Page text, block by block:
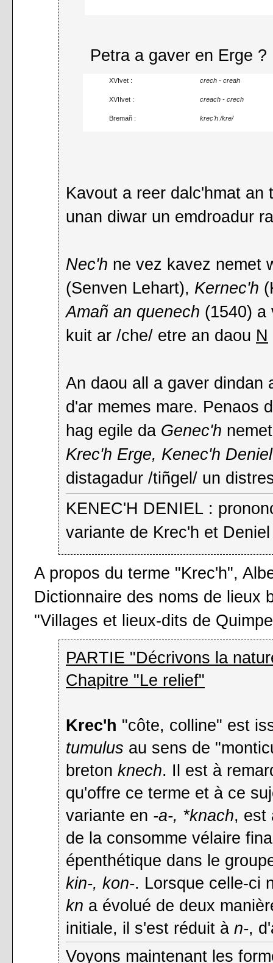
Petra a gaver en Erge ?
XVIvet : crech - creah
XVIIvet : creach - crech
Bremañ : krec'h /kre/
Kavout a reer dalc'hmat an
unan diwar un emdroadur
Nec'h ne vez kavez nemet
(Senven Lehart), Kernec'h
Amañ an quenech (1540)
kuit ar /che/ etre an daou N
An daou all a gaver dindan
d'ar memes mare. Penaos
hag egile da Genec'h
Krec'h Erge, Kenec'h Deniel
distagadur /tiñgel/ un
KENEC'H DENIEL :
variante de Krec'h et
A propos du terme "Krec'h",
Dictionnaire des noms de lieux
"Villages et lieux-dits de
PARTIE "Décrivons la
Chapitre "Le relief"
Krec'h "côte, colline" est
tumulus au sens de
breton knech. Il est à
qu'offre ce terme et à ce
variante en -a-, *knach, est
de la consomme vélaire
épenthétique dans le
kin-, kon-. Lorsque celle-ci
kn a évolué de deux
initiale, il s'est réduit à n-,
Voyons maintenant les